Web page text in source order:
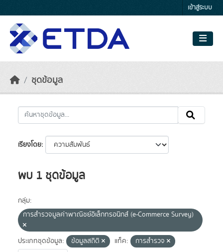
เข้าสู่ระบบ
ชุดข้อมูล
เรียงโดย
พบ 1 ชุดข้อมูล
กลุ่ม:
การสำรวจมูลค่าพาณิชย์อิเล็กทรอนิกส์ (e-Commerce Survey)
ประเภทชุดข้อมูล: ข้อมูลสถิติ แท็ค:
การสำรวจ